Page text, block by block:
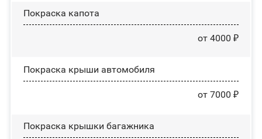
Покраска капота
от 4000 ₽
Покраска крыши автомобиля
от 7000 ₽
Покраска крышки багажника